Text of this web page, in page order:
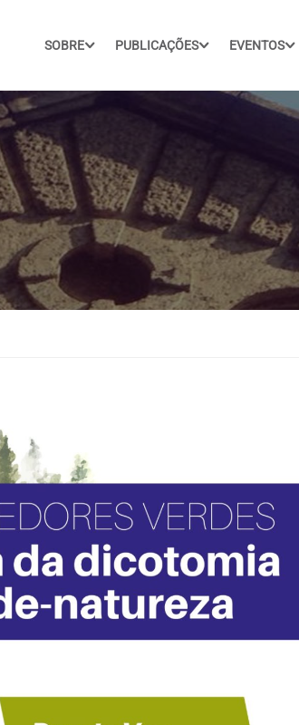
SOBRE PUBLICAÇÕES EVENTOS